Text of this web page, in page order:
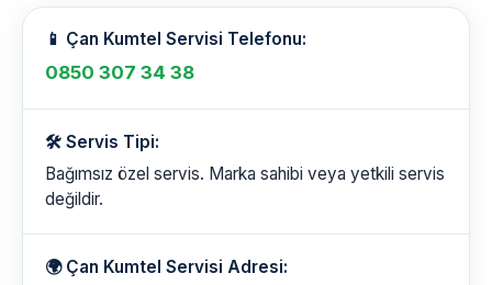
📱 Çan Kumtel Servisi Telefonu:
0850 307 34 38
🛠️ Servis Tipi:
Bağımsız özel servis. Marka sahibi veya yetkili servis
değildir.
🌍 Çan Kumtel Servisi Adresi: